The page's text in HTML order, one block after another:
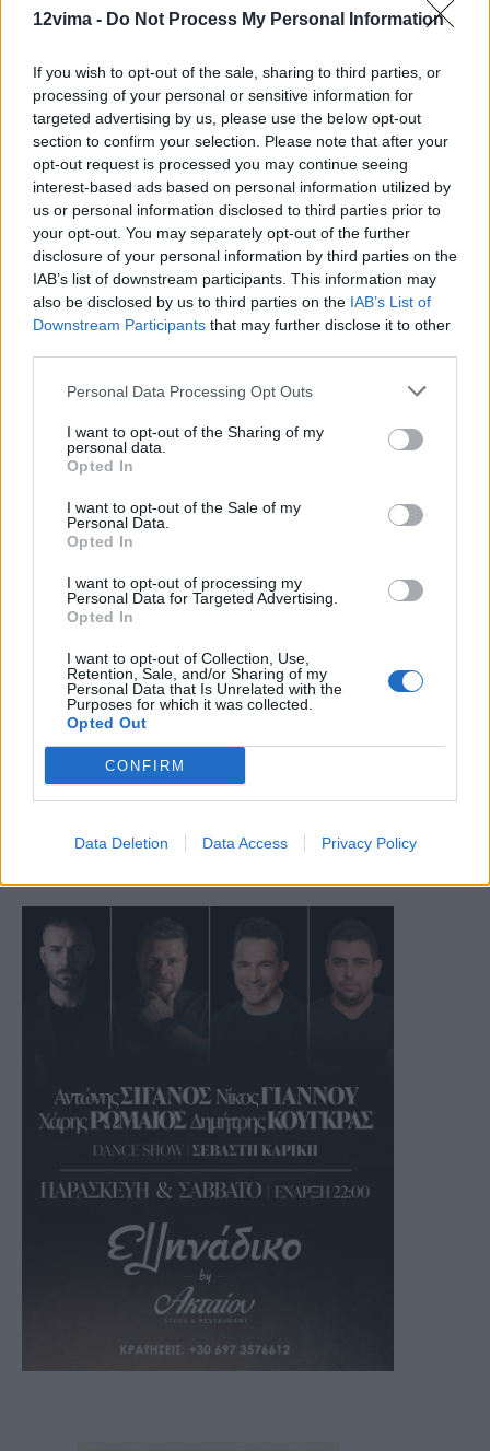
12vima - Do Not Process My Personal Information
If you wish to opt-out of the sale, sharing to third parties, or
processing of your personal or sensitive information for
targeted advertising by us, please use the below opt-out
section to confirm your selection. Please note that after your
opt-out request is processed you may continue seeing
interest-based ads based on personal information utilized by
us or personal information disclosed to third parties prior to
your opt-out. You may separately opt-out of the further
disclosure of your personal information by third parties on the
IAB’s list of downstream participants. This information may
also be disclosed by us to third parties on the IAB’s List of
Downstream Participants that may further disclose it to other
Personal Data Processing Opt Outs
I want to opt-out of the Sharing of my
personal data.
Opted In
I want to opt-out of the Sale of my
Personal Data.
Opted In
I want to opt-out of processing my
Personal Data for Targeted Advertising.
Opted In
I want to opt-out of Collection, Use,
Retention, Sale, and/or Sharing of my
Personal Data that Is Unrelated with the
Purposes for which it was collected.
Opted Out
CONFIRM
Data Deletion Data Access Privacy Policy